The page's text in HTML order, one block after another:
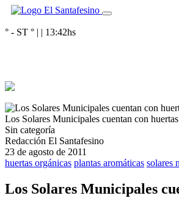
° - ST ° | | 13:42hs
Los Solares Municipales cuentan con
Sin categoría
Redacción El Santafesino
23 de agosto de 2011
huertas orgánicas plantas aromáticas solares
Los Solares Municipales